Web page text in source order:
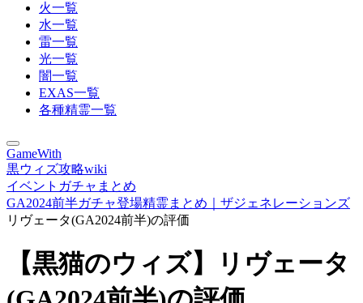
火一覧
水一覧
雷一覧
光一覧
闇一覧
EXAS一覧
各種精霊一覧
GameWith
黒ウィズ攻略wiki
イベントガチャまとめ
GA2024前半ガチャ登場精霊まとめ｜ザジェネレーションズ
リヴェータ(GA2024前半)の評価
【黒猫のウィズ】リヴェータ